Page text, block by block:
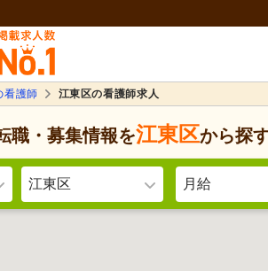
看護師 江東区の看護師求人
職・募集情報を江東区から探
江東区 月給